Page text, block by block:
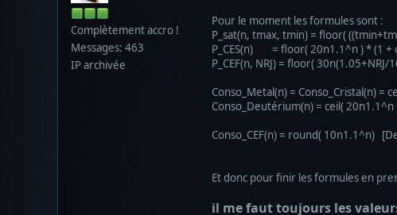
Complètement accro !
Messages: 463
IP archivée
Pour le moment les formules sont :
P_sat(n, tmax, tmin) = floor(
P_CES(n) = floor( 20n1.1^n ) * (1 +
P_CEF(n, NRJ) = floor(
Conso_Metal(n) = Conso_Cristal(n) =
Conso_Deutérium(n) = ceil( 20n1.1^n
Conso_CEF(n) = round( 10n1.1^n)
Et donc pour finir les formules en
il me faut toujours les